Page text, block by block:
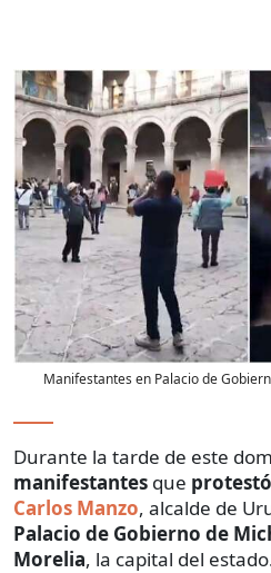
Manifestantes en Palacio de
Durante la tarde de este
manifestantes que
Carlos Manzo, alcalde de
Palacio de Gobierno de
Morelia, la capital del